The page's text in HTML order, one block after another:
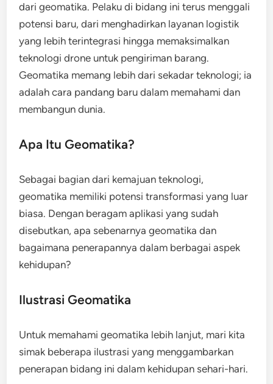
dari geomatika. Pelaku di bidang ini terus menggali
potensi baru, dari menghadirkan layanan logistik
yang lebih terintegrasi hingga memaksimalkan
teknologi drone untuk pengiriman barang.
Geomatika memang lebih dari sekadar teknologi; ia
adalah cara pandang baru dalam memahami dan
membangun dunia.
Apa Itu Geomatika?
Sebagai bagian dari kemajuan teknologi,
geomatika memiliki potensi transformasi yang luar
biasa. Dengan beragam aplikasi yang sudah
disebutkan, apa sebenarnya geomatika dan
bagaimana penerapannya dalam berbagai aspek
kehidupan?
Ilustrasi Geomatika
Untuk memahami geomatika lebih lanjut, mari kita
simak beberapa ilustrasi yang menggambarkan
penerapan bidang ini dalam kehidupan sehari-hari.